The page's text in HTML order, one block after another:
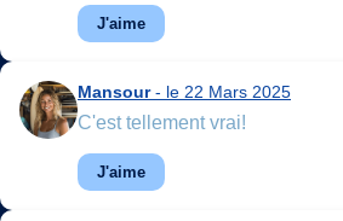
J'aime
Mansour- le 22 Mars 2025
C'est tellement vrai!
J'aime